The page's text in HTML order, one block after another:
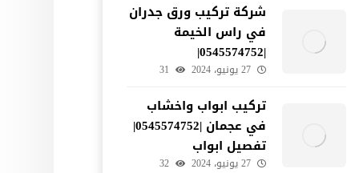
شركة تركيب ورق جدران
في راس الخيمة
|0545574752|
27 يونيو، 2024 31
تركيب ابواب واخشاب
في عجمان |0545574752|
تفصيل ابواب
27 يونيو، 2024 32